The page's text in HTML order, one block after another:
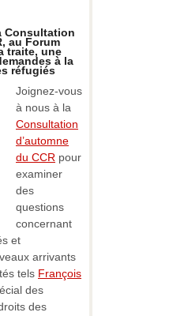
Consultation
au Forum
traite, une
à la
réfugiés
Joignez-vous
à nous à la
Consultation
d’automne
du CCR pour
examiner
des
questions
concernant
et
arrivants
tels François
des
des